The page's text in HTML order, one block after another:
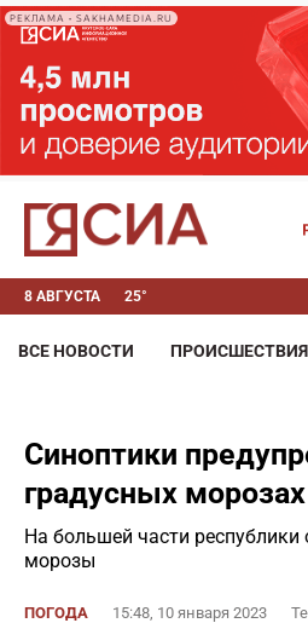
РЕКЛАМА • SAKHAMEDIA.RU
8 АВГУСТА 25°
ВСЕ НОВОСТИ ПРОИСШЕСТВИЯ
Синоптики
градусных
На большей части
морозы
ПОГОДА 15:48, 10 января 2023